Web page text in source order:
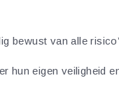
bewust van alle
hun eigen veiligheid